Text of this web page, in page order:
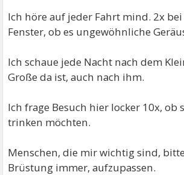
Ich höre auf jeder Fahrt mind. 2x
Fenster, ob es ungewöhnliche
Ich schaue jede Nacht nach dem
Große da ist, auch nach ihm.
Ich frage Besuch hier locker 10x, ob
trinken möchten.
Menschen, die mir wichtig sind,
Brüstung immer, aufzupassen.